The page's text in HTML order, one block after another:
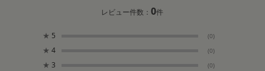
レビュー件数：0件
★ 5 (0)
★ 4 (0)
★ 3 (0)